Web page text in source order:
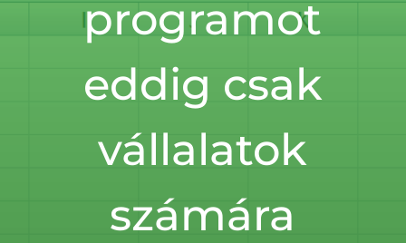
programot
eddig csak
vállalatok
számára